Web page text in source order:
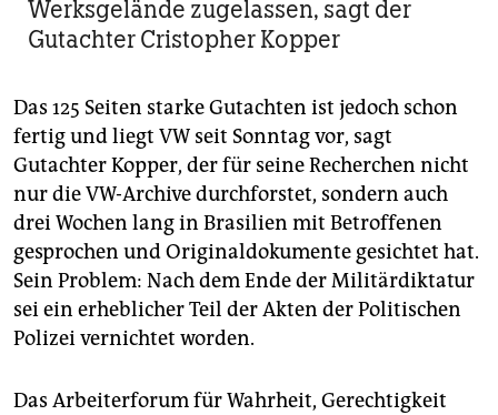
Werksgelände zugelassen, sagt der
Gutachter Cristopher Kopper
Das 125 Seiten starke Gutachten ist jedoch schon
fertig und liegt VW seit Sonntag vor, sagt
Gutachter Kopper, der für seine Recherchen nicht
nur die VW-Archive durchforstet, sondern auch
drei Wochen lang in Brasilien mit Betroffenen
gesprochen und Originaldokumente gesichtet hat.
Sein Problem: Nach dem Ende der Militärdiktatur
sei ein erheblicher Teil der Akten der Politischen
Polizei vernichtet worden.
Das Arbeiterforum für Wahrheit, Gerechtigkeit